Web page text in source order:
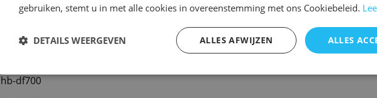
rm-adp054
bdve370
hb-df700
gebruiken, stemt u in met alle cookies in overeenstemming met ons Cookiebeleid.
ALLES
ALLES AFWIJZEN
DETAILS WEERGEVEN